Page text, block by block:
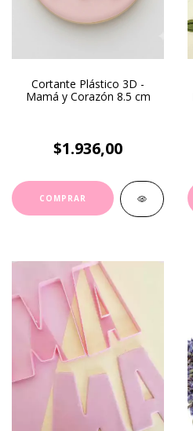
Cortante Plástico 3D -
Mamá y Corazón 8.5 cm
$1.936,00